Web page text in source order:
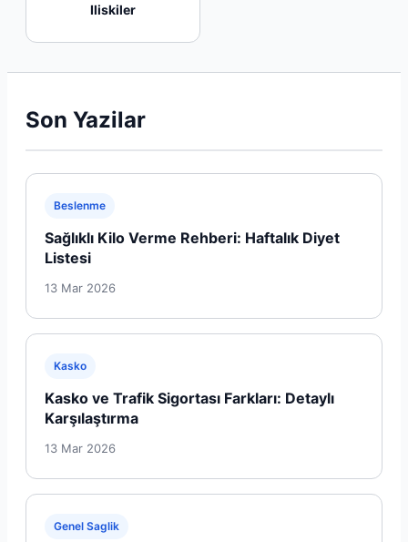
Iliskiler
Son Yazilar
Beslenme
Sağlıklı Kilo Verme Rehberi: Haftalık Diyet
Listesi
13 Mar 2026
Kasko
Kasko ve Trafik Sigortası Farkları: Detaylı
Karşılaştırma
13 Mar 2026
Genel Saglik